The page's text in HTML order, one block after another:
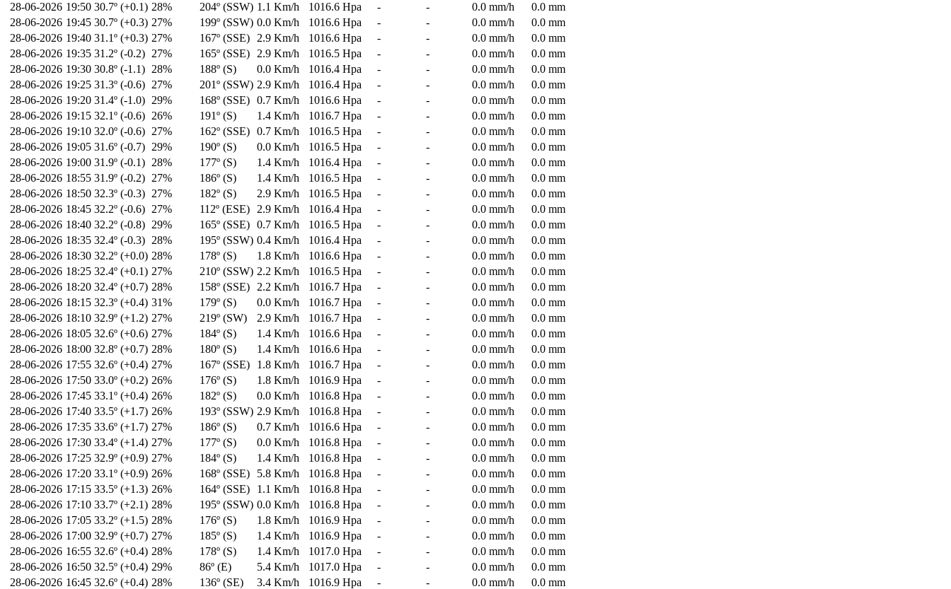
28-06-2026 19:50 30.7º (+0.1) 28% 204º (SSW) 1.1 Km/h 1016.6 Hpa - - 0.0 mm/h
0.0 mm
28-06-2026 19:45 30.7º (+0.3) 27% 199º (SSW) 0.0 Km/h 1016.6 Hpa - - 0.0 mm/h
0.0 mm
28-06-2026 19:40 31.1º (+0.3) 27% 167º (SSE) 2.9 Km/h 1016.6 Hpa - - 0.0 mm/h
0.0 mm
28-06-2026 19:35 31.2º (-0.2) 27% 165º (SSE) 2.9 Km/h 1016.5 Hpa - - 0.0 mm/h
0.0 mm
28-06-2026 19:30 30.8º (-1.1) 28% 188º (S) 0.0 Km/h 1016.4 Hpa - - 0.0 mm/h
0.0 mm
28-06-2026 19:25 31.3º (-0.6) 27% 201º (SSW) 2.9 Km/h 1016.4 Hpa - - 0.0 mm/h
0.0 mm
28-06-2026 19:20 31.4º (-1.0) 29% 168º (SSE) 0.7 Km/h 1016.6 Hpa - - 0.0 mm/h
0.0 mm
28-06-2026 19:15 32.1º (-0.6) 26% 191º (S) 1.4 Km/h 1016.7 Hpa - - 0.0 mm/h
0.0 mm
28-06-2026 19:10 32.0º (-0.6) 27% 162º (SSE) 0.7 Km/h 1016.5 Hpa - - 0.0 mm/h
0.0 mm
28-06-2026 19:05 31.6º (-0.7) 29% 190º (S) 0.0 Km/h 1016.5 Hpa - - 0.0 mm/h
0.0 mm
28-06-2026 19:00 31.9º (-0.1) 28% 177º (S) 1.4 Km/h 1016.4 Hpa - - 0.0 mm/h
0.0 mm
28-06-2026 18:55 31.9º (-0.2) 27% 186º (S) 1.4 Km/h 1016.5 Hpa - - 0.0 mm/h
0.0 mm
28-06-2026 18:50 32.3º (-0.3) 27% 182º (S) 2.9 Km/h 1016.5 Hpa - - 0.0 mm/h
0.0 mm
28-06-2026 18:45 32.2º (-0.6) 27% 112º (ESE) 2.9 Km/h 1016.4 Hpa - - 0.0 mm/h
0.0 mm
28-06-2026 18:40 32.2º (-0.8) 29% 165º (SSE) 0.7 Km/h 1016.5 Hpa - - 0.0 mm/h
0.0 mm
28-06-2026 18:35 32.4º (-0.3) 28% 195º (SSW) 0.4 Km/h 1016.4 Hpa - - 0.0 mm/h
0.0 mm
28-06-2026 18:30 32.2º (+0.0) 28% 178º (S) 1.8 Km/h 1016.6 Hpa - - 0.0 mm/h
0.0 mm
28-06-2026 18:25 32.4º (+0.1) 27% 210º (SSW) 2.2 Km/h 1016.5 Hpa - - 0.0 mm/h
0.0 mm
28-06-2026 18:20 32.4º (+0.7) 28% 158º (SSE) 2.2 Km/h 1016.7 Hpa - - 0.0 mm/h
0.0 mm
28-06-2026 18:15 32.3º (+0.4) 31% 179º (S) 0.0 Km/h 1016.7 Hpa - - 0.0 mm/h
0.0 mm
28-06-2026 18:10 32.9º (+1.2) 27% 219º (SW) 2.9 Km/h 1016.7 Hpa - - 0.0 mm/h
0.0 mm
28-06-2026 18:05 32.6º (+0.6) 27% 184º (S) 1.4 Km/h 1016.6 Hpa - - 0.0 mm/h
0.0 mm
28-06-2026 18:00 32.8º (+0.7) 28% 180º (S) 1.4 Km/h 1016.6 Hpa - - 0.0 mm/h
0.0 mm
28-06-2026 17:55 32.6º (+0.4) 27% 167º (SSE) 1.8 Km/h 1016.7 Hpa - - 0.0 mm/h
0.0 mm
28-06-2026 17:50 33.0º (+0.2) 26% 176º (S) 1.8 Km/h 1016.9 Hpa - - 0.0 mm/h
0.0 mm
28-06-2026 17:45 33.1º (+0.4) 26% 182º (S) 0.0 Km/h 1016.8 Hpa - - 0.0 mm/h
0.0 mm
28-06-2026 17:40 33.5º (+1.7) 26% 193º (SSW) 2.9 Km/h 1016.8 Hpa - - 0.0 mm/h
0.0 mm
28-06-2026 17:35 33.6º (+1.7) 27% 186º (S) 0.7 Km/h 1016.6 Hpa - - 0.0 mm/h
0.0 mm
28-06-2026 17:30 33.4º (+1.4) 27% 177º (S) 0.0 Km/h 1016.8 Hpa - - 0.0 mm/h
0.0 mm
28-06-2026 17:25 32.9º (+0.9) 27% 184º (S) 1.4 Km/h 1016.8 Hpa - - 0.0 mm/h
0.0 mm
28-06-2026 17:20 33.1º (+0.9) 26% 168º (SSE) 5.8 Km/h 1016.8 Hpa - - 0.0 mm/h
0.0 mm
28-06-2026 17:15 33.5º (+1.3) 26% 164º (SSE) 1.1 Km/h 1016.8 Hpa - - 0.0 mm/h
0.0 mm
28-06-2026 17:10 33.7º (+2.1) 28% 195º (SSW) 0.0 Km/h 1016.8 Hpa - - 0.0 mm/h
0.0 mm
28-06-2026 17:05 33.2º (+1.5) 28% 176º (S) 1.8 Km/h 1016.9 Hpa - - 0.0 mm/h
0.0 mm
28-06-2026 17:00 32.9º (+0.7) 27% 185º (S) 1.4 Km/h 1016.9 Hpa - - 0.0 mm/h
0.0 mm
28-06-2026 16:55 32.6º (+0.4) 28% 178º (S) 1.4 Km/h 1017.0 Hpa - - 0.0 mm/h
0.0 mm
28-06-2026 16:50 32.5º (+0.4) 29% 86º (E) 5.4 Km/h 1017.0 Hpa - - 0.0 mm/h
0.0 mm
28-06-2026 16:45 32.6º (+0.4) 28% 136º (SE) 3.4 Km/h 1016.9 Hpa - - 0.0 mm/h
0.0 mm